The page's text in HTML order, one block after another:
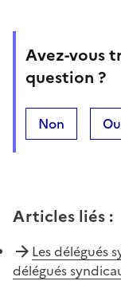
Avez-vous
question ?
Non
Articles liés :
Les délégués
délégués